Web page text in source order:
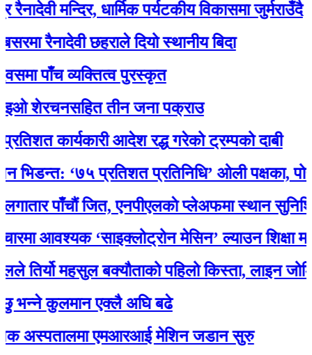
मन्दिर, धार्मिक पर्यटकीय विकासमा जुर्मराउँदै
छहराले दियो स्थानीय बिदा
व्यक्तित्व पुरस्कृत
तीन जना पक्राउ
कार्यकारी आदेश रद्ध गरेको ट्रम्पको दाबी
‘७५ प्रतिशत प्रतिनिधि’ ओली पक्षका,
पाँचौं जित, एनपीएलकाे प्लेअफमा स्थान सुनिश्चित
आवश्यक ‘साइक्लोट्रोन मेसिन’ ल्याउन शिक्षा
महसुल बक्यौताको पहिलो किस्ता, लाइन जोडियो
कुलमान एक्लै अघि बढे
एमआरआई मेशिन जडान सुरु